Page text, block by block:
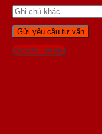
Gọi 0976.169.864